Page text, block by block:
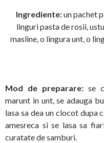
Ingrediente:un pachet
linguri pasta de rosii,
masline, o lingura unt, o
Mod de preparare: se
marunt in unt, se adauga
lasa sa dea un clocot dupa
amesreca si se lasa sa
curatate de samburi.